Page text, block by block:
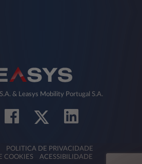
& Leasys Mobility Portugal S.A.
POLITICA DE PRIVACIDADE
COOKIES
ACESSIBILIDADE